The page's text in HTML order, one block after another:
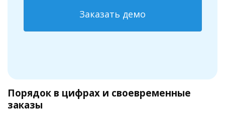
Заказать демо
Порядок в цифрах и своевременные
заказы